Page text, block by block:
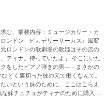
む。業務内容：ミュージカリー・カ
ロンドン ピカデリーサーカス』風変
ロンドンの歌劇場の歌姫はその店の
ティナ。待っていたよ」 そこにいた
をしたピアノ弾きの男―－まさかの
どく裏切った彼の元で働くなんて。
いという妹のために、ここはこらえ